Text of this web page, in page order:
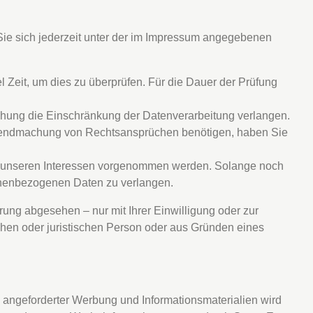
sich jederzeit unter der im Impressum angegebenen
um dies zu überprüfen. Für die Dauer der Prüfung
die Einschränkung der Datenverarbeitung verlangen.
von Rechtsansprüchen benötigen, haben Sie
Interessen vorgenommen werden. Solange noch
Daten zu verlangen.
abgesehen – nur mit Ihrer Einwilligung oder zur
oder juristischen Person oder aus Gründen eines
Werbung und Informationsmaterialien wird